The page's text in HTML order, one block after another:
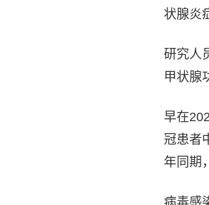
状腺炎
研究人
甲状腺
早在
冠患者
年同期